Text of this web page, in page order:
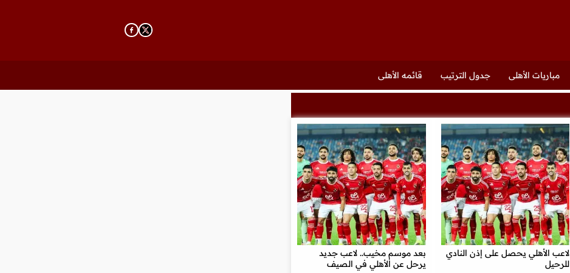
مباريات الأهلى جدول الترتيب قائمه الأهلى
لاعب الأهلي يحصل على إذن النادي
للرحيل
بعد موسم مخيب.. لاعب جديد
يرحل عن الأهلي في الصيف